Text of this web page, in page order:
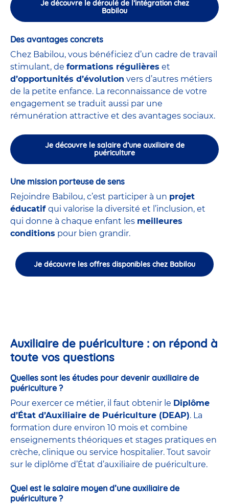
Je découvre le déroulé de l’intégration chez
Babilou
Des avantages concrets
Chez Babilou, vous bénéficiez d’un cadre de travail
stimulant, de formations régulières et
d’opportunités d’évolution vers d’autres métiers
de la petite enfance. La reconnaissance de votre
engagement se traduit aussi par une
rémunération attractive et des avantages sociaux.
Je découvre le salaire d’une auxiliaire de
puériculture
Une mission porteuse de sens
Rejoindre Babilou, c’est participer à un projet
éducatif qui valorise la diversité et l’inclusion, et
qui donne à chaque enfant les meilleures
conditions pour bien grandir.
Je découvre les offres disponibles chez Babilou
Auxiliaire de puériculture : on répond à
toute vos questions
Quelles sont les études pour devenir auxiliaire de
puériculture ?
Pour exercer ce métier, il faut obtenir le Diplôme
d’État d’Auxiliaire de Puériculture (DEAP). La
formation dure environ 10 mois et combine
enseignements théoriques et stages pratiques en
crèche, clinique ou service hospitalier. Tout savoir
sur le diplôme d’État d’auxiliaire de puériculture.
Quel est le salaire moyen d’une auxiliaire de
puériculture ?